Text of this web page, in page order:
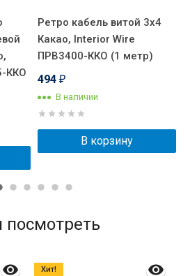
ККО
Ретро кабель витой 3x4
Какао, Interior Wire
ПРВ3400-ККО (1 метр)
494 ₽
В наличии
В корзину
Хит!